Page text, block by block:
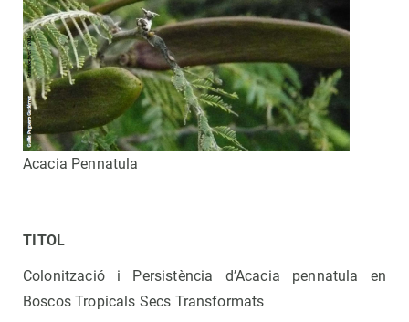
Acacia Pennatula
TITOL
Colonització i Persistència d’Acacia pennatula en
Boscos Tropicals Secs Transformats